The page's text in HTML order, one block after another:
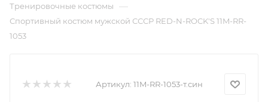
Тренировочные костюмы —
Спортивный костюм мужской СССР RED-N-ROCK'S 11M-RR-
1053
Артикул: 11M-RR-1053-т.син